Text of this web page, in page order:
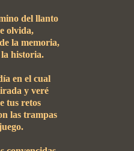
del llanto
olvida,
la memoria,
historia.
en el cual
y veré
tus retos
las trampas